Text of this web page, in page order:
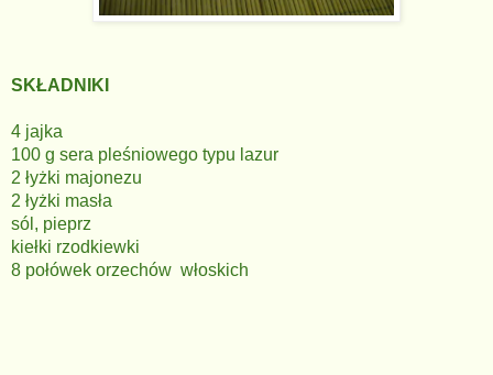
SKŁADNIKI
4 jajka
100 g sera pleśniowego typu lazur
2 łyżki majonezu
2 łyżki masła
sól, pieprz
kiełki rzodkiewki
8 połówek orzechów włoskich